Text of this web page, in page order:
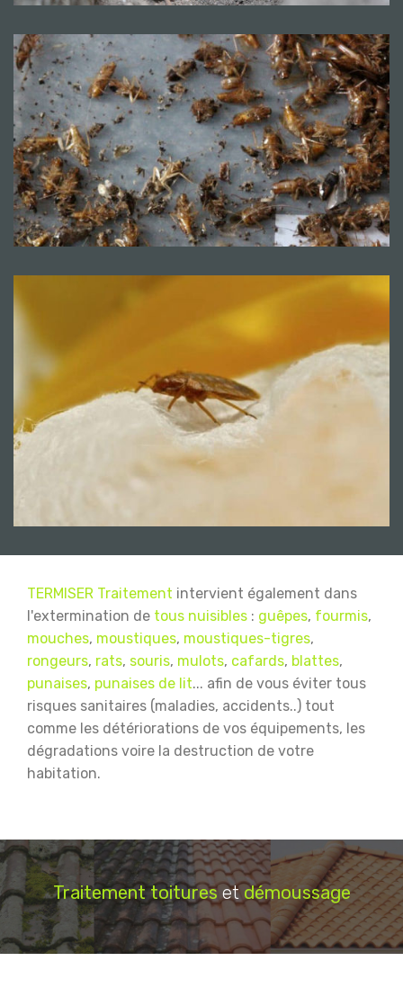
TERMISER Traitement intervient également dans
l'extermination de tous nuisibles : guêpes, fourmis,
mouches, moustiques, moustiques-tigres,
rongeurs, rats, souris, mulots, cafards, blattes,
punaises, punaises de lit... afin de vous éviter tous
risques sanitaires (maladies, accidents..) tout
comme les détériorations de vos équipements, les
dégradations voire la destruction de votre
habitation.
Traitement toitureset démoussage